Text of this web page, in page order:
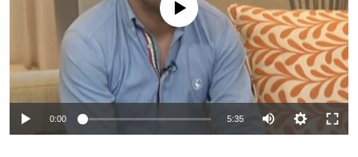
RADIO MARTÍ
ESPECIALES
ESPECIALES
LA REALIDAD DE LA VIVIENDA EN CUBA
SER VIEJO EN CUBA
MULTIMEDIA
EDITORIALES
No media source currently available
0:00 5:35